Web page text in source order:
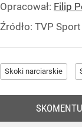
Opracował: Filip
Źródło: TVP Sport
Skoki narciarskie